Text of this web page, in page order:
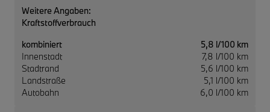
Weitere Angaben:
Kraftstoffverbrauch
kombiniert
5,8 l/100 km
Innenstadt
7,8 l/100 km
Stadtrand
5,6 l/100 km
Landstraße
5,1 l/100 km
Autobahn
6,0 l/100 km